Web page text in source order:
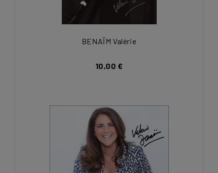
BENAÏM Valérie
10,00 €